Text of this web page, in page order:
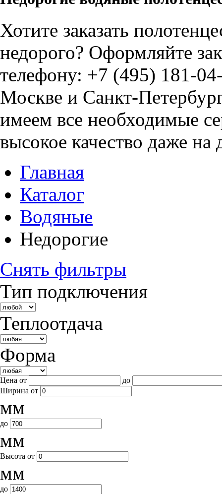
Хотите заказать
недорого? Оформляйте
телефону: +7 (495) 181-
Москве и Санкт-
имеем все необходимые
высокое качество даже
Главная
Каталог
Водяные
Недорогие
Снять фильтры
Тип подключения
Теплоотдача
Форма
Цена от
до
Ширина от
мм
до
мм
Высота от
мм
до